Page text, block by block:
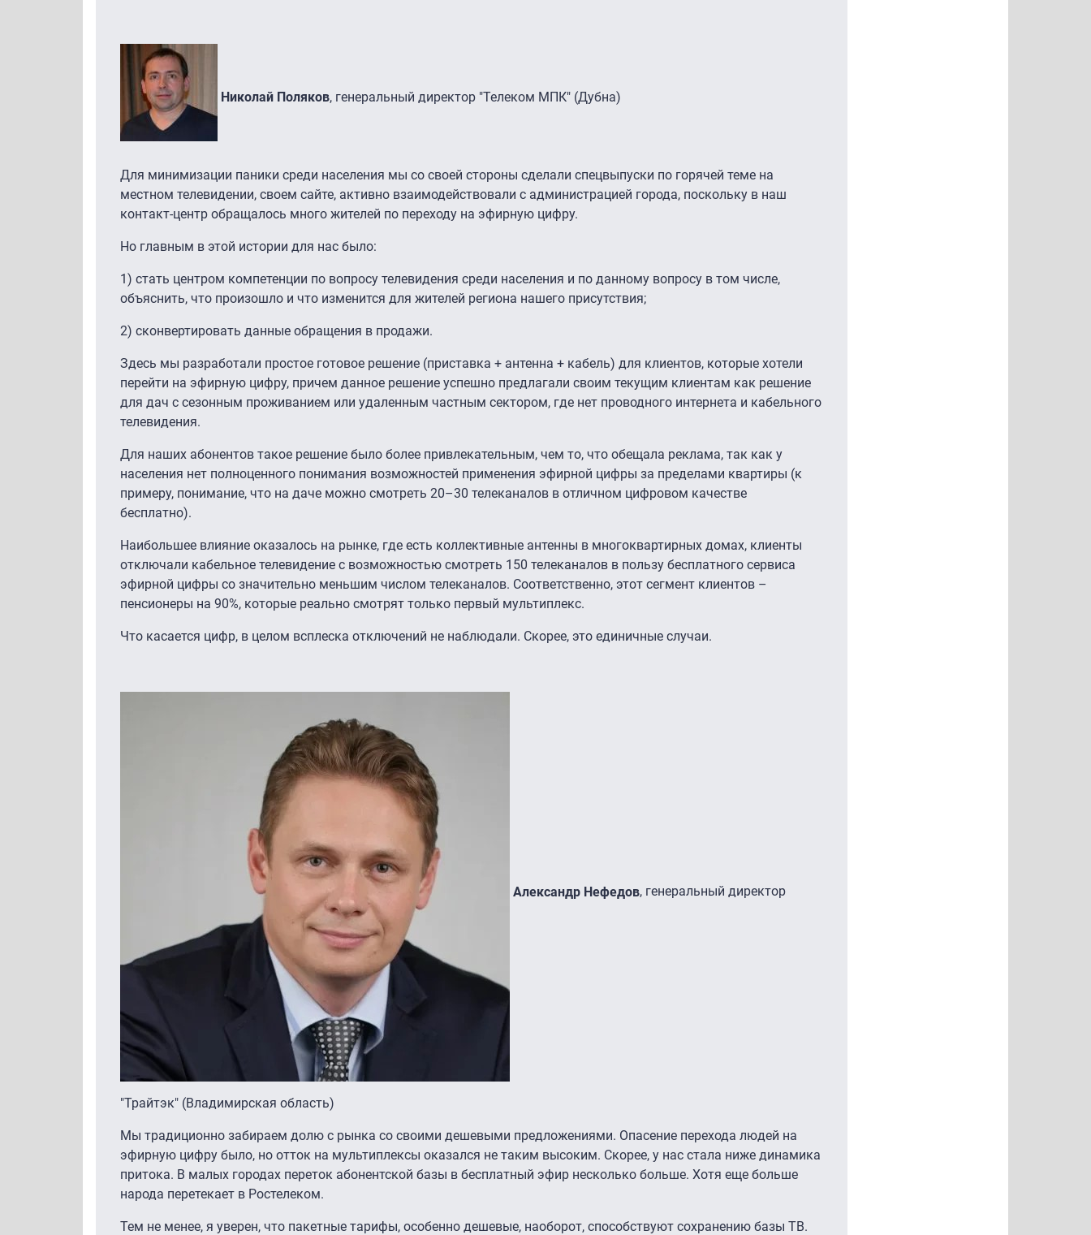
Николай Поляков, генеральный директор "Телеком МПК" (Дубна)
Для минимизации паники среди населения мы со своей стороны сделали спецвыпуски по горячей теме на
местном телевидении, своем сайте, активно взаимодействовали с администрацией города, поскольку в наш
контакт-центр обращалось много жителей по переходу на эфирную цифру.
Но главным в этой истории для нас было:
1) стать центром компетенции по вопросу телевидения среди населения и по данному вопросу в том числе,
объяснить, что произошло и что изменится для жителей региона нашего присутствия;
2) сконвертировать данные обращения в продажи.
Здесь мы разработали простое готовое решение (приставка + антенна + кабель) для клиентов, которые хотели
перейти на эфирную цифру, причем данное решение успешно предлагали своим текущим клиентам как решение
для дач с сезонным проживанием или удаленным частным сектором, где нет проводного интернета и кабельного
телевидения.
Для наших абонентов такое решение было более привлекательным, чем то, что обещала реклама, так как у
населения нет полноценного понимания возможностей применения эфирной цифры за пределами квартиры (к
примеру, понимание, что на даче можно смотреть 20–30 телеканалов в отличном цифровом качестве
бесплатно).
Наибольшее влияние оказалось на рынке, где есть коллективные антенны в многоквартирных домах, клиенты
отключали кабельное телевидение с возможностью смотреть 150 телеканалов в пользу бесплатного сервиса
эфирной цифры со значительно меньшим числом телеканалов. Соответственно, этот сегмент клиентов –
пенсионеры на 90%, которые реально смотрят только первый мультиплекс.
Что касается цифр, в целом всплеска отключений не наблюдали. Скорее, это единичные случаи.
Александр Нефедов, генеральный директор
"Трайтэк" (Владимирская область)
Мы традиционно забираем долю с рынка со своими дешевыми предложениями. Опасение перехода людей на
эфирную цифру было, но отток на мультиплексы оказался не таким высоким. Скорее, у нас стала ниже динамика
притока. В малых городах переток абонентской базы в бесплатный эфир несколько больше. Хотя еще больше
народа перетекает в Ростелеком.
Тем не менее, я уверен, что пакетные тарифы, особенно дешевые, наоборот, способствуют сохранению базы ТВ.